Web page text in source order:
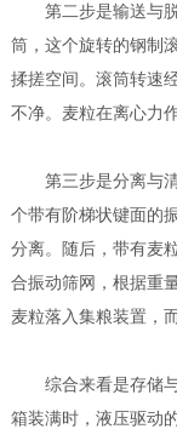
第二步是输送与脱
筒，这个旋转的钢制
揉搓空间。滚筒转速
不净。麦粒在离心力
第三步是分离与清
个带有阶梯状键面的
分离。随后，带有麦
合振动筛网，根据重
麦粒落入集粮装置，
综合来看是存储与
箱装满时，液压驱动